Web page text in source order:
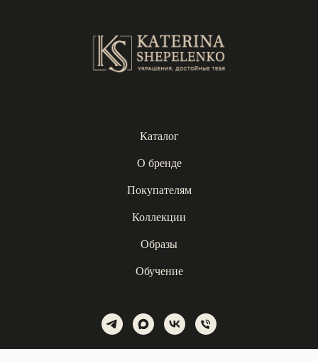
Каталог
О бренде
Покупателям
Коллекции
Образы
Обучение